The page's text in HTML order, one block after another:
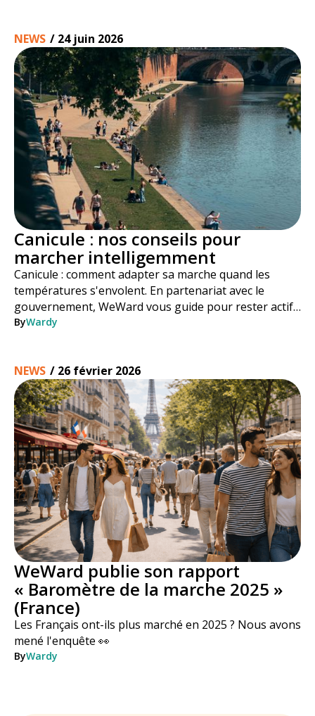
NEWS / 24 juin 2026
Canicule : nos conseils pour
marcher intelligemment
Canicule : comment adapter sa marche quand les
températures s'envolent. En partenariat avec le
gouvernement, WeWard vous guide pour rester actif
en toute sécurité tout l'été.
ByWardy
NEWS / 26 février 2026
WeWard publie son rapport
« Baromètre de la marche 2025 »
(France)
Les Français ont-ils plus marché en 2025 ? Nous avons
mené l'enquête 👀
ByWardy